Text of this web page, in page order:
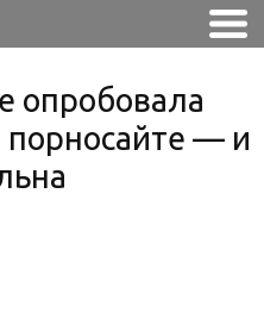
опробовала
— и